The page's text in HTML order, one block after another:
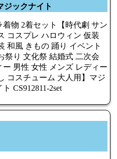
ジックナイト
着物 2着セット【時代劇 サン
コスプレ ハロウィン 仮装
和風 きもの 踊り イベント
祭り 文化祭 結婚式 二次会
ー 男性 女性 メンズ レディー
コスチューム 大人用】マジ
CS912811-2set